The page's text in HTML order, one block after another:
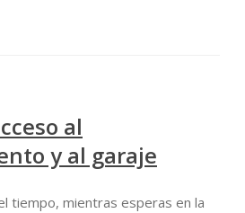
al
y al garaje
tiempo, mientras esperas en la